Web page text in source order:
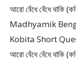
আরো বেঁধে বেঁধে থাকি
Madhyamik
Kobita Short
আরো বেঁধে বেঁধে থাকি